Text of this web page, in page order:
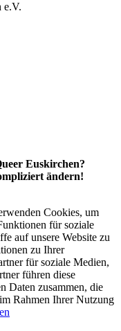
e.V.
Euskirchen?
ändern!
Cookies, um
für soziale
auf unsere Website zu
zu Ihrer
für soziale Medien,
führen diese
Daten zusammen, die
Rahmen Ihrer Nutzung